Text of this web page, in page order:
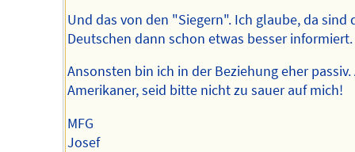
Und das von den "Siegern". Ich glaube, da sind
Deutschen dann schon etwas besser informiert.
Ansonsten bin ich in der Beziehung eher passiv.
Amerikaner, seid bitte nicht zu sauer auf mich!
MFG
Josef